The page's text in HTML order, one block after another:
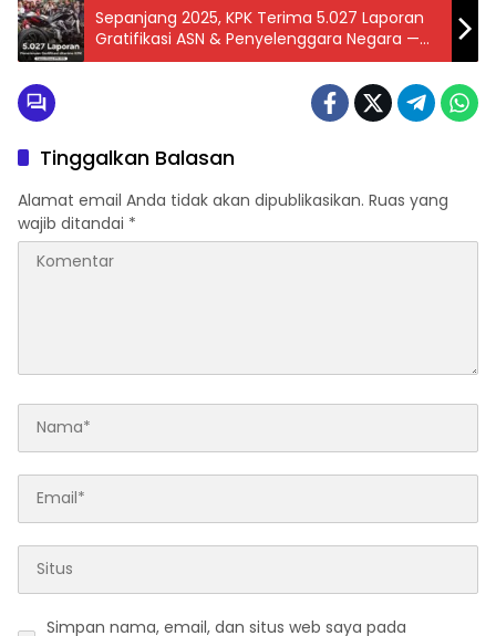
Sepanjang 2025, KPK Terima 5.027 Laporan
Gratifikasi ASN & Penyelenggara Negara —
Apa Dampaknya bagi Integritas Publik?
Tinggalkan Balasan
Alamat email Anda tidak akan dipublikasikan. Ruas yang
wajib ditandai *
Simpan nama, email, dan situs web saya pada